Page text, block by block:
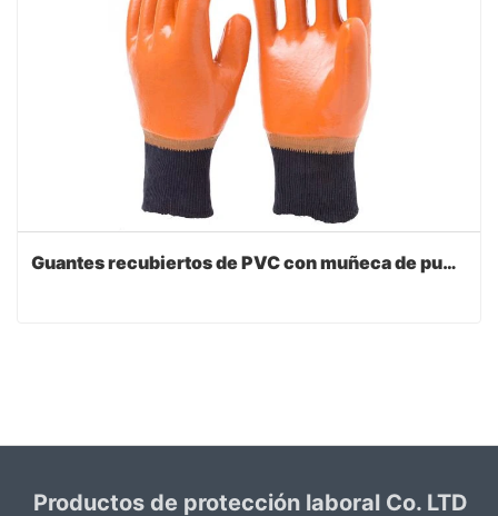
Guantes recubiertos de PVC con muñeca de punto
Productos de protección laboral Co. LTD